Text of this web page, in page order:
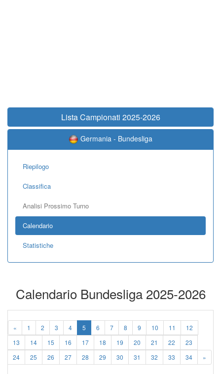
Lista Campionati 2025-2026
Germania - Bundesliga
Riepilogo
Classifica
Analisi Prossimo Turno
Calendario
Statistiche
Calendario Bundesliga 2025-2026
« 1 2 3 4 5 6 7 8 9 10 11
12
13
14 15 16 17 18 19 20 21 22
23
24
25 26 27 28 29 30 31 32 33 34 »